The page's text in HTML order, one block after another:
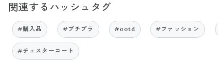
関連するハッシュタグ
#購入品 #プチプラ #ootd #ファッション
#チェスターコート